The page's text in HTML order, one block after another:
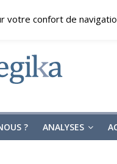
? ANALYSES
votre confort de